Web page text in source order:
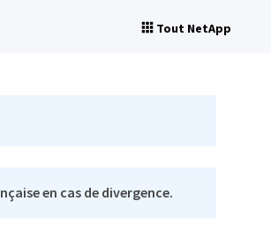
Tout NetApp
en cas de divergence.